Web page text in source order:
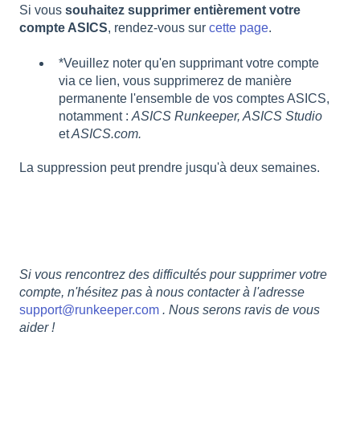
Si vous souhaitez supprimer entièrement votre
compte ASICS, rendez-vous sur cette page.
*Veuillez noter qu'en supprimant votre compte
via ce lien, vous supprimerez de manière
permanente l'ensemble de vos comptes ASICS,
notamment : ASICS Runkeeper, ASICS Studio
etASICS.com.
La suppression peut prendre jusqu'à deux semaines.
Si vous rencontrez des difficultés pour supprimer votre
compte, n'hésitez pas à nous contacter à l'adresse
support@runkeeper.com . Nous serons ravis de vous
aider !